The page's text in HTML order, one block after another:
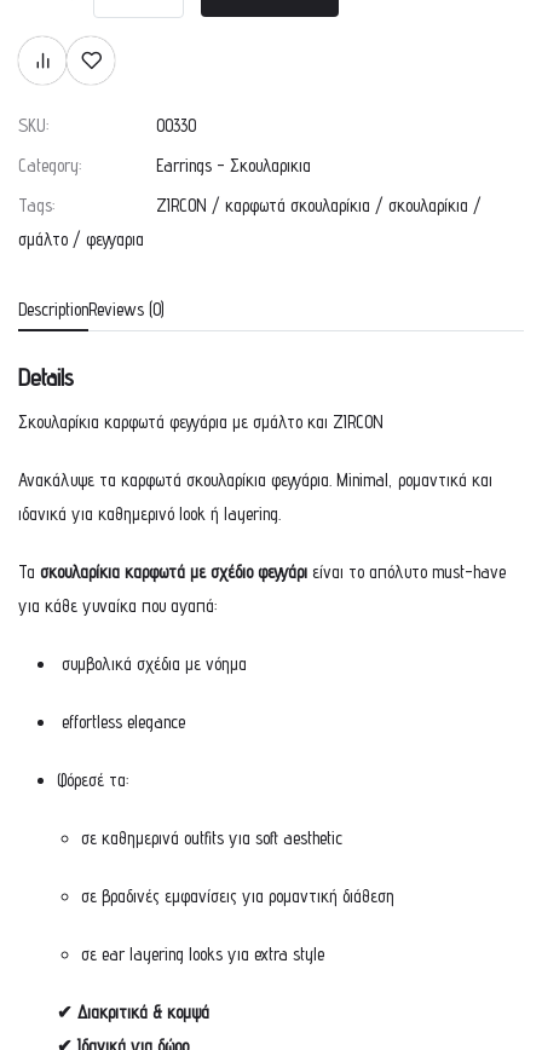
SKU:
00330
Category:
Earrings - Σκουλαρικια
Tags:
ZIRCON / καρφωτά σκουλαρίκια / σκουλαρίκια /
σμάλτο / φεγγαρια
DescriptionReviews (0)
Details
Σκουλαρίκια καρφωτά φεγγάρια με σμάλτο και ZIRCON
Ανακάλυψε τα καρφωτά σκουλαρίκια φεγγάρια. Minimal, ρομαντικά και
ιδανικά για καθημερινό look ή layering.
Τα σκουλαρίκια καρφωτά με σχέδιο φεγγάρι είναι το απόλυτο must-have
για κάθε γυναίκα που αγαπά:
συμβολικά σχέδια με νόημα
effortless elegance
Φόρεσέ τα:
σε καθημερινά outfits για soft aesthetic
σε βραδινές εμφανίσεις για ρομαντική διάθεση
σε ear layering looks για extra style
✔ Διακριτικά & κομψά
✔ Ιδανικά για δώρο